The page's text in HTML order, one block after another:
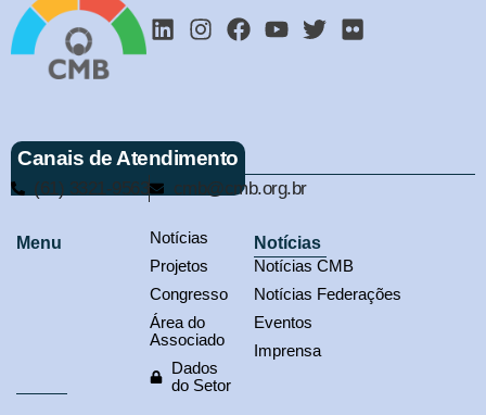
Canais de Atendimento
(61) 3321-9563 cmb@cmb.org.br
Menu
Notícias
Projetos
Congresso
Área do
Associado
Dados
do Setor
Notícias
Notícias CMB
Notícias Federações
Eventos
Imprensa